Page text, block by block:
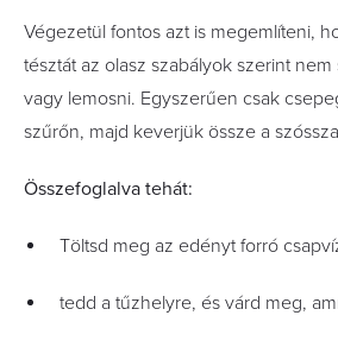
Végezetül fontos azt is megemlíteni,
tésztát az olasz szabályok szerint
vagy lemosni. Egyszerűen csak
szűrőn, majd keverjük össze a
Összefoglalva tehát:
Töltsd meg az edényt forró
tedd a tűzhelyre, és várd meg,